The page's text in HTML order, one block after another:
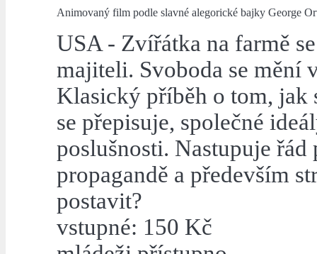
Animovaný film podle slavné alegorické bajky George
USA - Zvířátka na farmě
majiteli. Svoboda se mění
Klasický příběh o tom, jak
se přepisuje, společné
poslušnosti. Nastupuje
propagandě a především
postavit?
vstupné: 150 Kč